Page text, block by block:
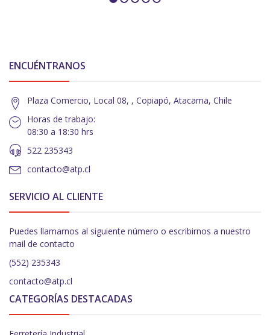
ENCUÉNTRANOS
Plaza Comercio, Local 08, , Copiapó, Atacama, Chile
Horas de trabajo:
08:30 a 18:30 hrs
522 235343
contacto@atp.cl
SERVICIO AL CLIENTE
Puedes llamarnos al siguiente número o escribirnos a nuestro
mail de contacto
(552) 235343
contacto@atp.cl
CATEGORÍAS DESTACADAS